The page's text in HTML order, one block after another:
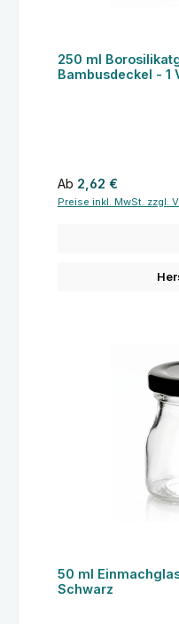
250 ml
Bambusdeckel - 1
Regulärer Preis:
Ab 2,62 €
Preise inkl. MwSt. zzgl.
50 ml
Schwarz